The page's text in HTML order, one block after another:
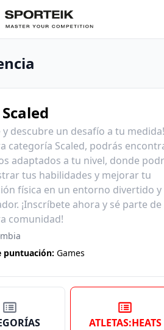
y descubre un desafío a tu
categoría Scaled, podrás
adaptados a tu nivel, donde
tus habilidades y mejorar tu
física en un entorno divertido y
¡Inscríbete ahora y sé parte de
comunidad!
puntuación: Games
ATLETAS:HEATS